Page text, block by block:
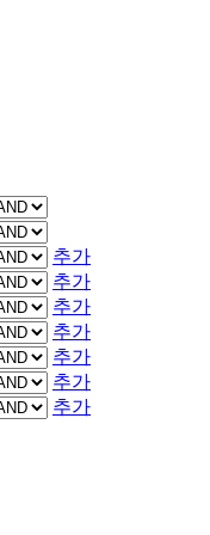
추가
추가
추가
추가
추가
추가
추가